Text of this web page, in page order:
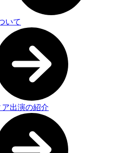
いて
出演の紹介